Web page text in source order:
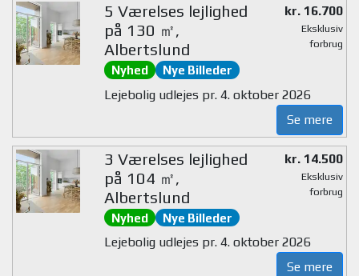
5 Værelses lejlighed
på 130 ㎡,
Albertslund
Nyhed Nye Billeder
kr. 16.700
Eksklusiv
forbrug
Lejebolig udlejes pr. 4. oktober 2026
Se mere
3 Værelses lejlighed
på 104 ㎡,
Albertslund
Nyhed Nye Billeder
kr. 14.500
Eksklusiv
forbrug
Lejebolig udlejes pr. 4. oktober 2026
Se mere